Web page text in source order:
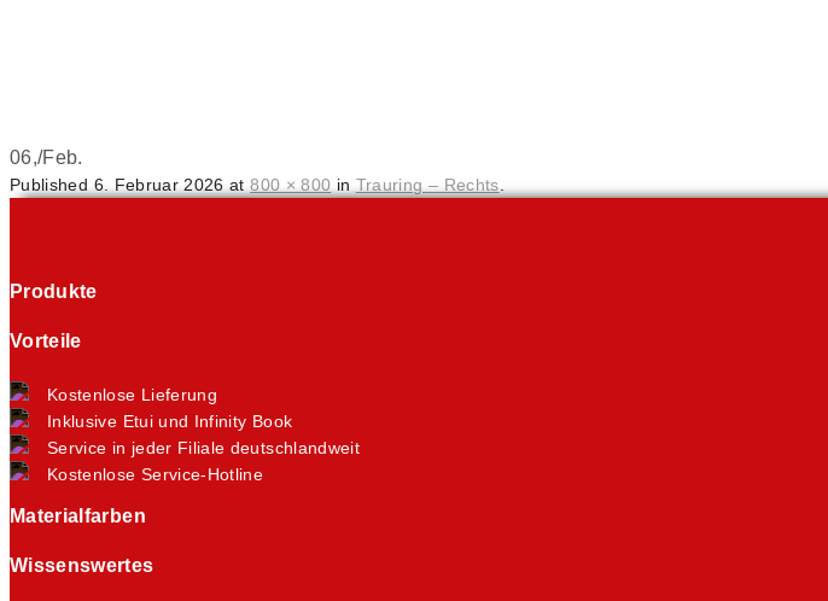
06,/Feb.
Published 6. Februar 2026 at800 × 800 in Trauring – Rechts
Produkte
Vorteile
Kostenlose Lieferung
Inklusive Etui und Infinity Book
Service in jeder Filiale deutschlandweit
Kostenlose Service-Hotline
Materialfarben
Wissenswertes